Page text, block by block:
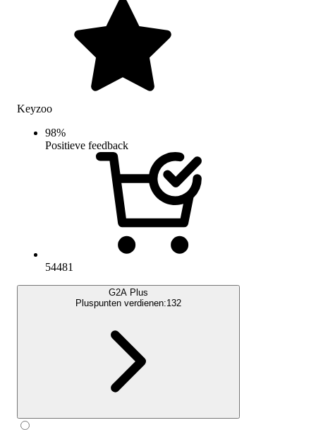
Keyzoo
98%
Positieve feedback
54481
G2A Plus
Pluspunten verdienen:132